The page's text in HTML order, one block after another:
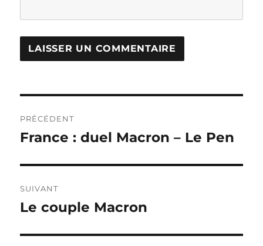
de
PRÉCÉDENT
Publication
France : duel Macron – Le Pen
SUIVANT
Publication
Le couple Macron